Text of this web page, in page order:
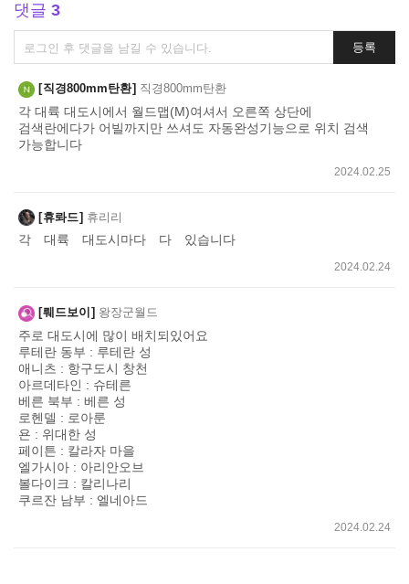
댓글 3
댓
글
쓰
기
등록
직경800mm탄환 직경800mm탄환
각 대륙 대도시에서 월드맵(M)여셔서 오른쪽 상단에
검색란에다가 어빌까지만 쓰셔도 자동완성기능으로 위치 검색
가능합니다
2024.02.25
휴롸드 휴리리
각 대륙 대도시마다 다 있습니다
2024.02.24
뤠드보이 왕장군월드
주로 대도시에 많이 배치되있어요
루테란 동부 : 루테란 성
애니츠 : 항구도시 창천
아르데타인 : 슈테른
베른 북부 : 베른 성
로헨델 : 로아룬
욘 : 위대한 성
페이튼 : 칼라자 마을
엘가시아 : 아리안오브
볼다이크 : 칼리나리
쿠르잔 남부 : 엘네아드
2024.02.24